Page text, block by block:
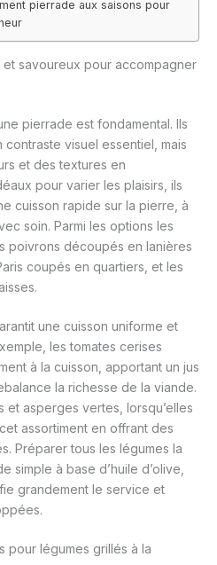
pierrade aux saisons pour
savoureux pour accompagner
pierrade est fondamental. Ils
visuel essentiel, mais
et des textures en
pour varier les plaisirs, ils
cuisson rapide sur la pierre, à
soin. Parmi les options les
poivrons découpés en lanières
coupés en quartiers, et les
une cuisson uniforme et
les tomates cerises
à la cuisson, apportant un jus
la richesse de la viande.
asperges vertes, lorsqu’elles
assortiment en offrant des
Préparer tous les légumes la
simple à base d’huile d’olive,
grandement le service et
pour légumes grillés à la